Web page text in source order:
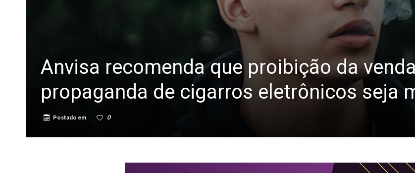
Anvisa recomenda que proibição da
propaganda de cigarros eletrônicos seja
Postado em 0